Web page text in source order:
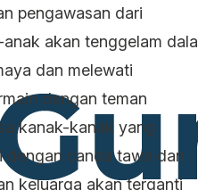
pengawasan dari
akan tenggelam
dan melewati
dengan teman
kanak-kanak yang
dengan canda tawa dan
keluarga akan terganti